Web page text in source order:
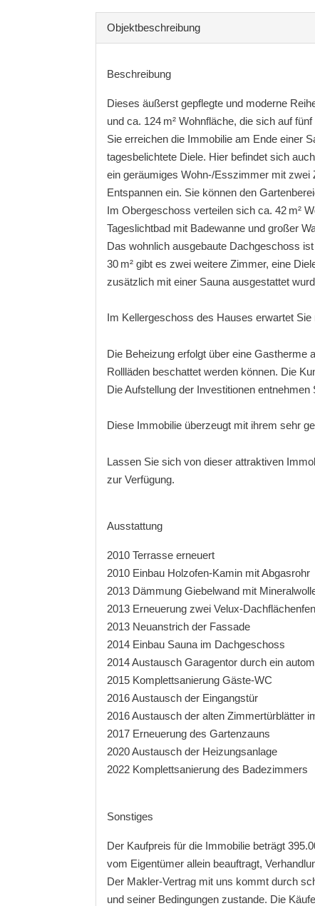
Objekt­beschreibung
Beschreibung
Dieses äußerst gepflegte und moderne
und ca. 124 m² Wohnfläche, die sich auf
Sie erreichen die Immobilie am Ende einer
tagesbelichtete Diele. Hier befindet sich
ein geräumiges Wohn-/Esszimmer mit zwei
Entspannen ein. Sie können den
Im Obergeschoss verteilen sich ca. 42 m²
Tageslichtbad mit Badewanne und großer
Das wohnlich ausgebaute Dachgeschoss
30 m² gibt es zwei weitere Zimmer, eine
zusätzlich mit einer Sauna ausgestattet
Im Kellergeschoss des Hauses erwartet
Die Beheizung erfolgt über eine Gastherme
Rollläden beschattet werden können. Die
Die Aufstellung der Investitionen entnehmen
Diese Immobilie überzeugt mit ihrem sehr
Lassen Sie sich von dieser attraktiven
zur Verfügung.
Ausstattung
2010 Terrasse erneuert
2010 Einbau Holzofen-Kamin mit Abgasrohr
2013 Dämmung Giebelwand mit
2013 Erneuerung zwei Velux-
2013 Neuanstrich der Fassade
2014 Einbau Sauna im Dachgeschoss
2014 Austausch Garagentor durch ein
2015 Komplettsanierung Gäste-WC
2016 Austausch der Eingangstür
2016 Austausch der alten Zimmertürblätter
2017 Erneuerung des Gartenzauns
2020 Austausch der Heizungsanlage
2022 Komplettsanierung des Badezimmers
Sonstiges
Der Kaufpreis für die Immobilie beträgt
vom Eigentümer allein beauftragt,
Der Makler-Vertrag mit uns kommt durch
und seiner Bedingungen zustande. Die